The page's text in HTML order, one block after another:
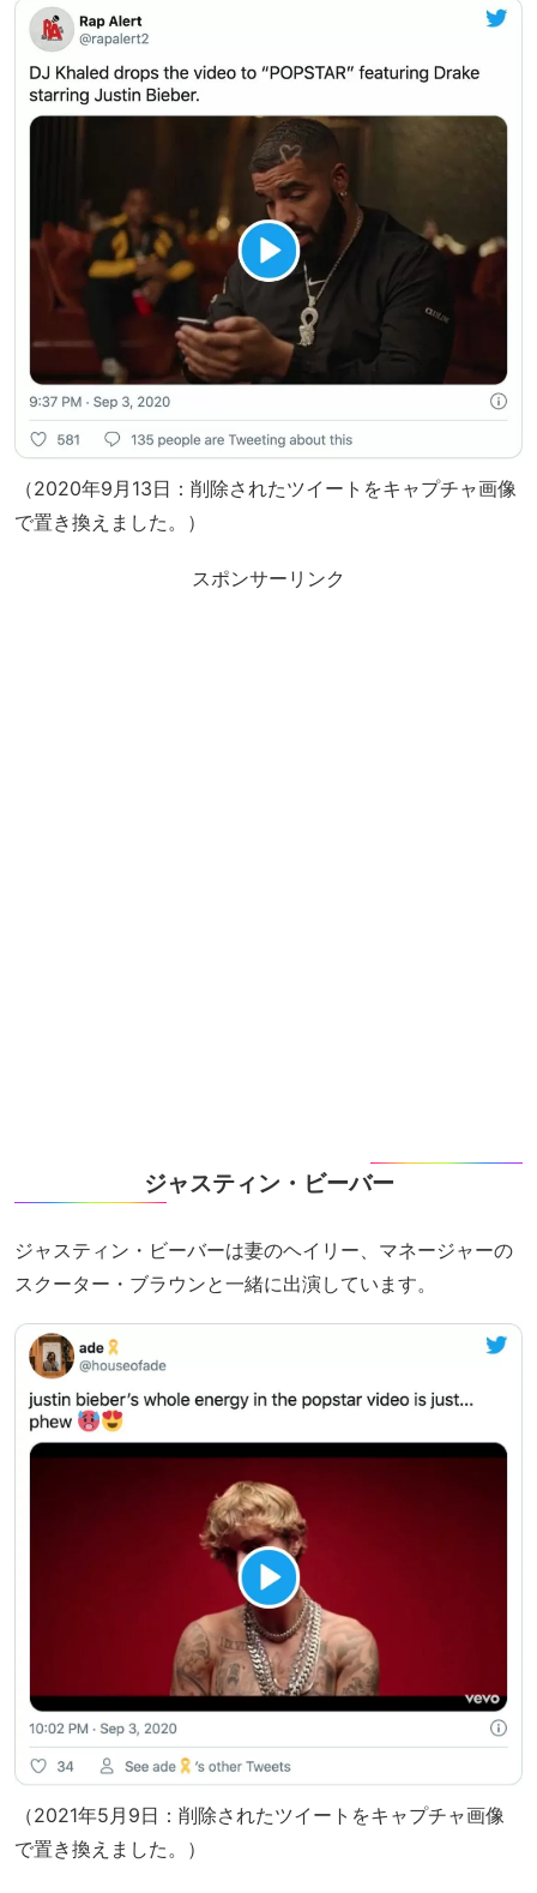
（2020年9月13日：削除されたツイートをキャプチャ画像
で置き換えました。）
スポンサーリンク
ジャスティン・ビーバー
ジャスティン・ビーバーは妻のヘイリー、マネージャーの
スクーター・ブラウンと一緒に出演しています。
（2021年5月9日：削除されたツイートをキャプチャ画像
で置き換えました。）